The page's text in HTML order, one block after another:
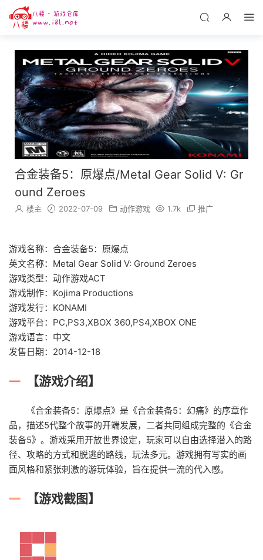
合金装备5：原爆点/Metal Gear Solid V: Gr
ound Zeroes
楼主 2022-07-09 动作游戏 1.7k 推广
游戏名称：合金装备5：原爆点
英文名称：Metal Gear Solid V: Ground Zeroes
游戏类型：动作游戏ACT
游戏制作：Kojima Productions
游戏发行：KONAMI
游戏平台：PC,PS3,XBOX 360,PS4,XBOX ONE
游戏语言：中文
发售日期：2014-12-18
【游戏介绍】
《合金装备5：原爆点》是《合金装备5：幻痛》的序章作
品，描述5代整个故事的开端发展，二者共同组成完整的《合金
装备5》。游戏采用开放世界设定，玩家可以自由选择潜入的路
径、攻略的方式和脱逃的路线，玩法多元。游戏拥有写实的画
面风格和紧张刺激的游玩体验，旨在提供一流的代入感。
【游戏截图】